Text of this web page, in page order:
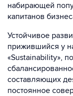
набирающей
капитанов
Устойчивое
прижившийся у
«Sustainability»,
составляющих
постоянное